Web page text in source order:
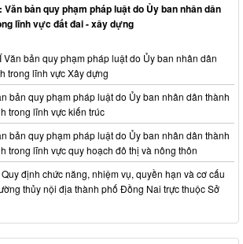
Văn bản quy phạm pháp luật do Ủy ban nhân dân
lĩnh vực đất đai - xây dựng
Văn bản quy phạm pháp luật do Ủy ban nhân dân
trong lĩnh vực Xây dựng
bản quy phạm pháp luật do Ủy ban nhân dân thành
trong lĩnh vực kiến trúc
bản quy phạm pháp luật do Ủy ban nhân dân thành
trong lĩnh vực quy hoạch đô thị và nông thôn
định chức năng, nhiệm vụ, quyền hạn và cơ cấu
thủy nội địa thành phố Đồng Nai trực thuộc Sở